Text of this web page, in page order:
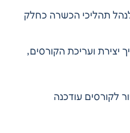
תהליכי הכשרה כחלק
יצירת ועריכת הקורסים,
לקורסים עודכנה